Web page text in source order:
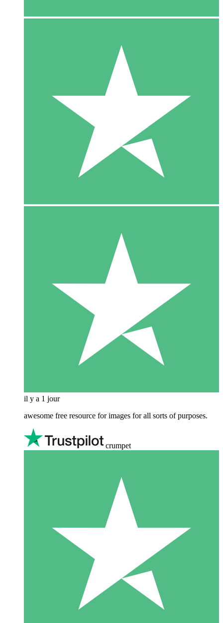
il y a 1 jour
awesome free resource for images for all sorts of purposes.
crumpet